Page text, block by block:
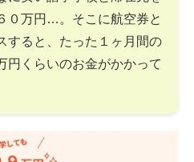
０万円…。そこに航空券と
すると、たった１ヶ月間の
円くらいのお金がかかって